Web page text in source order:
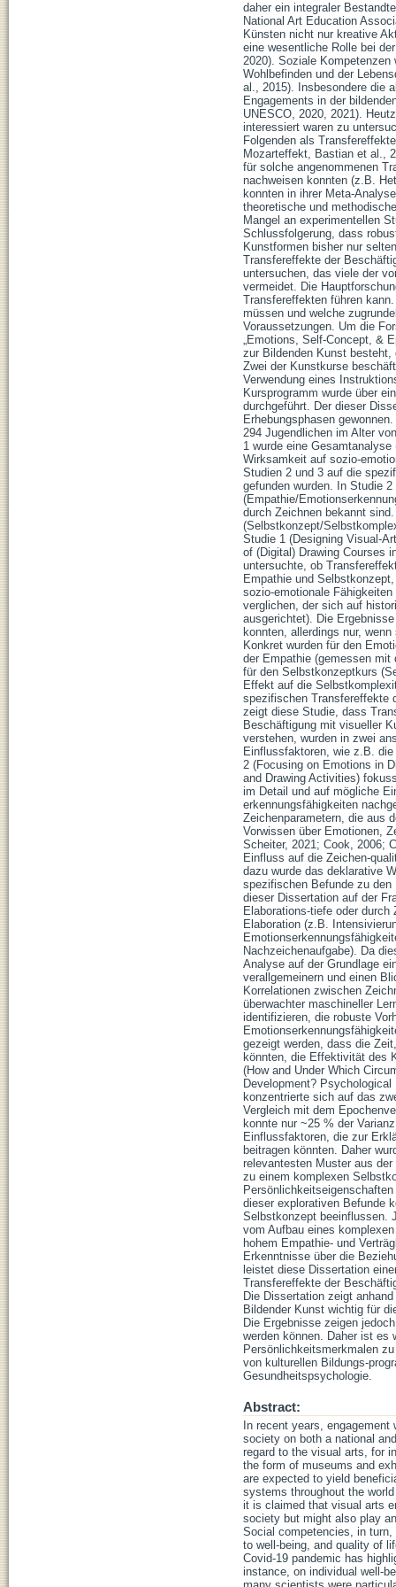
Abstract:
In recent years, engagement with the arts has emerged as a topic of increasing interest for politics, research, and society on both a national and international level (Scheunpflug & Prenzel, 2013; Scheunpflug et al., 2021). With regard to the visual arts, for instance, this special interest is reflected not only in a widely available infrastructure in the form of museums and exhibitions, which allow everyone access to the arts, but also in the fact that visual arts are expected to yield beneficial effects on personal development and thus are an integral part of school education systems throughout the world (Americans for the Arts, 2022; National Art Education Association, 2022). Additionally, it is claimed that visual arts engagement foster not only creative activities and participation of educated citizens in society but might also play an integral role in developing social competencies (cf. BMBF, 2015; Timm et al., 2020). Social competencies, in turn, might determine the success of social interactions (Dede, 2010) and might be related to well-being, and quality of life (Collie, 2019; Eisenberg et al., 2015; Goodman et al., 2015). Especially, the ongoing Covid-19 pandemic has highlighted the consequences of social isolation and lack of visual arts engagement, for instance, on individual well-being (Hetland & Kelley, 2022; UNESCO, 2020, 2021). Nowadays, it is not surprising that many scientists were particularly interested in studying what, when, how, where, and under which circumstances positive “side effects” (in the following mentioned as transfer effects) beyond direct effects from artistic activities occur (e.g., Mozart effect, Bastian et al., 2000; Rauscher et al., 1993). However, it become apparent that finding evidence for such assumed transfer effects is rather challenging as many studies could not convincingly demonstrate their existence (e.g., Hetland & Kelley, 2022; Winner, Goldstein, et al., 2013). Winner, Goldstein, et al. (2013) could point out in their meta-analysis that most studies in this research area possess theoretical and methodological flaws (e.g., a lack of theoretically justified measures, a lack of experimental studies, and a lack of sufficiently large group sizes). As a result, this leads to the conclusion that robust and reliable studies on transfer effects regarding different art forms have only rarely been conducted so far. For that reason, a central aspect of this dissertation is to investigate presumed transfer effects of visual arts engagement with